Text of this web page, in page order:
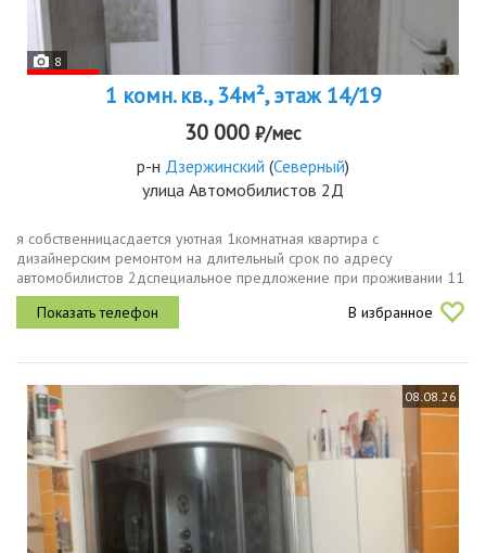
8
1 комн. кв., 34м², этаж 14/19
30 000 ₽/мес
р-н Дзержинский (Северный)
улица Автомобилистов 2Д
я собственницасдается уютная 1комнатная квартира с
дизайнерским ремонтом на длительный срок по адресу
автомобилистов 2дспециальное предложение при проживании 11
месяцев 12й месяц бесплатно. фактически вы получаете месяц
проживания в подарок при...
В избранное
08.08.26